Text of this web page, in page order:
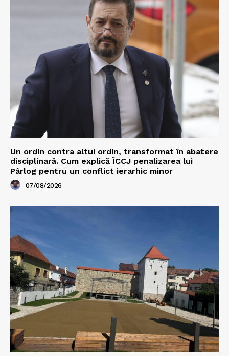
Un ordin contra altui ordin, transformat în abatere
disciplinară. Cum explică ÎCCJ penalizarea lui
Pârlog pentru un conflict ierarhic minor
07/08/2026